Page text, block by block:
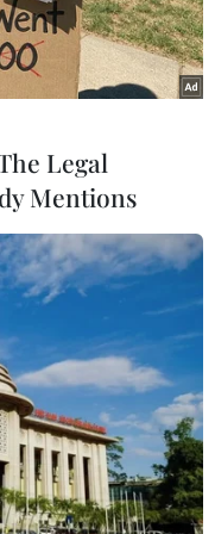
New York Times)
4 cho biết giá dầu
nhất trong hơn
thùng, giảm
4. Đây là mức
1998, thời điểm
Legal
Mentions